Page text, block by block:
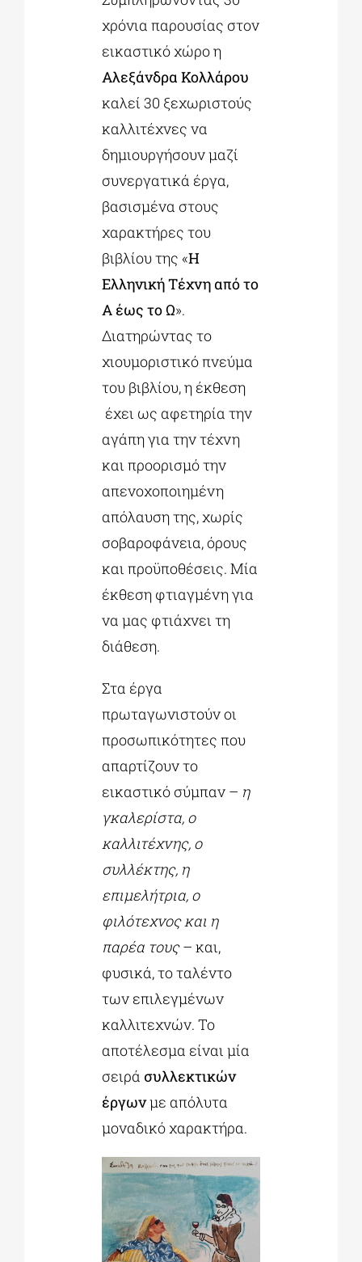
ΕΚΠΑΙΔΕΥΤΙΚΑ ΙΔΡΥΜΑΤΑ
ΠΟΛΙΤΙΣΤΙΚΟΙ ΦΟΡΕΙΣ
χρόνια παρουσίας στον
εικαστικό χώρο η
Αλεξάνδρα Κολλάρου
καλεί 30 ξεχωριστούς
καλλιτέχνες να
δημιουργήσουν μαζί
συνεργατικά έργα,
βασισμένα στους
χαρακτήρες του
βιβλίου της «Η
Ελληνική Τέχνη από το
Α έως το Ω».
Διατηρώντας το
χιουμοριστικό πνεύμα
του βιβλίου, η έκθεση
έχει ως αφετηρία την
αγάπη για την τέχνη
και προορισμό την
απενοχοποιημένη
απόλαυση της, χωρίς
σοβαροφάνεια, όρους
και προϋποθέσεις. Μία
έκθεση φτιαγμένη για
να μας φτιάχνει τη
διάθεση.
Στα έργα
πρωταγωνιστούν οι
προσωπικότητες που
απαρτίζουν το
εικαστικό σύμπαν – η
γκαλερίστα, ο
καλλιτέχνης, ο
συλλέκτης, η
επιμελήτρια, ο
φιλότεχνος και η
παρέα τους– και,
φυσικά, το ταλέντο
των επιλεγμένων
καλλιτεχνών. Το
αποτέλεσμα είναι μία
σειρά συλλεκτικών
έργωνμε απόλυτα
μοναδικό χαρακτήρα.